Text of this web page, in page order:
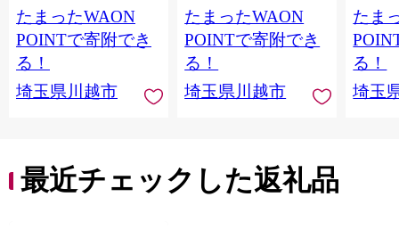
たまったWAON
POINTで寄附でき
る！
埼玉県川越市
たまったWAON
POINTで寄附でき
る！
埼玉県川越市
たま
る！
埼玉
最近チェックした返礼品